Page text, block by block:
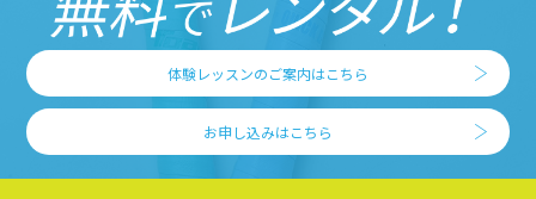
体験レッスンのご案内はこちら
お申し込みはこちら